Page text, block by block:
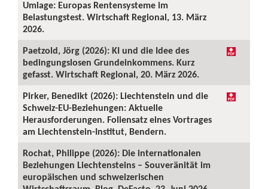
Umlage: Europas Rentensysteme im
Belastungstest. Wirtschaft Regional, 13. März
2026.
Paetzold, Jörg (2026): KI und die Idee des
bedingungslosen Grundeinkommens. Kurz
gefasst. Wirtschaft Regional, 20. März 2026.
Pirker, Benedikt (2026): Liechtenstein und die
Schweiz-EU-Beziehungen: Aktuelle
Herausforderungen. Foliensatz eines Vortrages
am Liechtenstein-Institut, Bendern.
Rochat, Philippe (2026): Die internationalen
Beziehungen Liechtensteins – Souveränität im
europäischen und schweizerischen